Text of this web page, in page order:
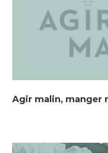
Agir malin, manger